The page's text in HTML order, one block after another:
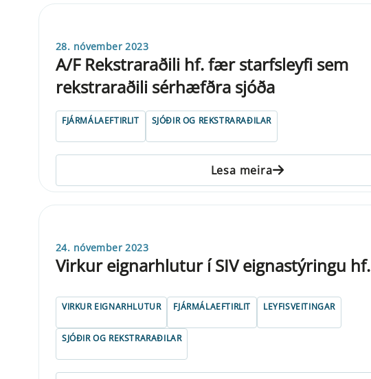
28. nóvember 2023
A/F Rekstraraðili hf. fær starfsleyfi sem
rekstraraðili sérhæfðra sjóða
FJÁRMÁLAEFTIRLIT SJÓÐIR OG REKSTRARAÐILAR
Lesa meira
24. nóvember 2023
Virkur eignarhlutur í SIV eignastýringu hf.
VIRKUR EIGNARHLUTUR FJÁRMÁLAEFTIRLIT LEYFISVEITINGAR
SJÓÐIR OG REKSTRARAÐILAR